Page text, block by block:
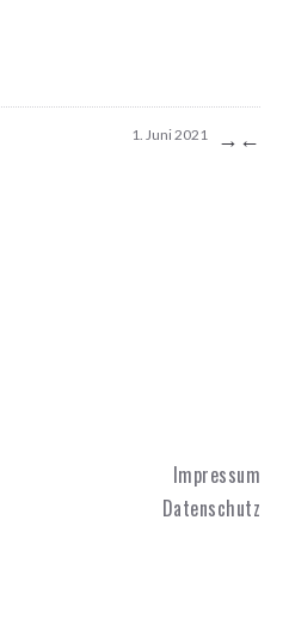
1. Juni 2021 → ←
Impressum
Datenschutz